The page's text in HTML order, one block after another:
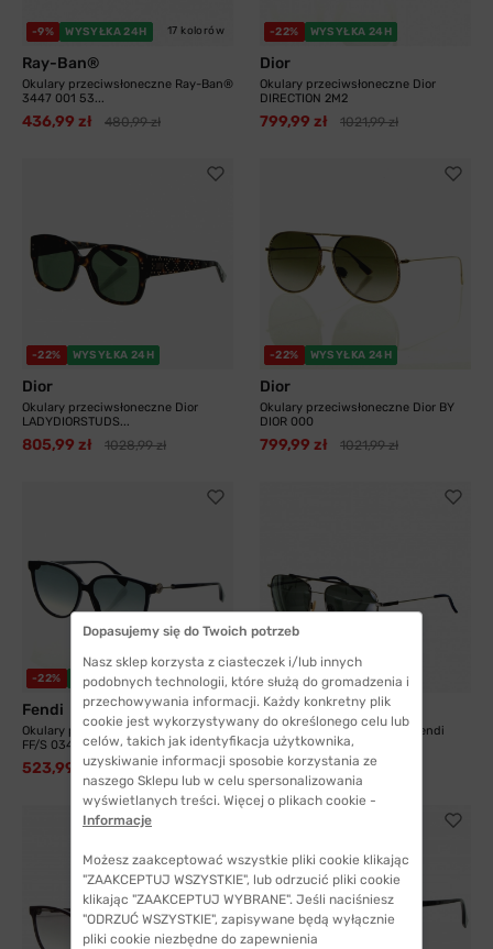
-9% WYSYŁKA 24H 17 kolorów
Ray-Ban®
Okulary przeciwsłoneczne Ray-Ban®
3447 001 53...
436,99 zł 480,99 zł
-22% WYSYŁKA 24H
Dior
Okulary przeciwsłoneczne Dior
DIRECTION 2M2
799,99 zł 1021,99 zł
-22% WYSYŁKA 24H
Dior
Okulary przeciwsłoneczne Dior
LADYDIORSTUDS...
805,99 zł 1028,99 zł
-22% WYSYŁKA 24H
Dior
Okulary przeciwsłoneczne Dior BY
DIOR 000
799,99 zł 1021,99 zł
-22% WYSYŁKA 24H
Fendi
Okulary przeciwsłoneczne Fendi
FF/S 0345 PJP
523,99 zł 672,99 zł
-22% WYSYŁKA 24H
Fendi
Okulary przeciwsłoneczne Fendi
FF/S M0008 010
523,99 zł 672,99 zł
Dopasujemy się do Twoich potrzeb
Nasz sklep korzysta z ciasteczek i/lub innych
podobnych technologii, które służą do gromadzenia i
przechowywania informacji. Każdy konkretny plik
cookie jest wykorzystywany do określonego celu lub
celów, takich jak identyfikacja użytkownika,
uzyskiwanie informacji sposobie korzystania ze
naszego Sklepu lub w celu spersonalizowania
wyświetlanych treści. Więcej o plikach cookie -
Informacje
Możesz zaakceptować wszystkie pliki cookie klikając
"ZAAKCEPTUJ WSZYSTKIE", lub odrzucić pliki cookie
klikając "ZAAKCEPTUJ WYBRANE". Jeśli naciśniesz
"ODRZUĆ WSZYSTKIE", zapisywane będą wyłącznie
pliki cookie niezbędne do zapewnienia